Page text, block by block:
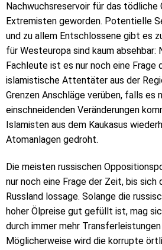
Nachwuchsreservoir für das tödliche
Extremisten geworden. Potentielle
und zu allem Entschlossene gibt es
für Westeuropa sind kaum absehbar:
Fachleute ist es nur noch eine Frage
islamistische Attentäter aus der
Grenzen Anschläge verüben, falls es
einschneidenden Veränderungen
Islamisten aus dem Kaukasus
Atomanlagen gedroht.
Die meisten russischen
nur noch eine Frage der Zeit, bis sich
Russland lossage. Solange die
hoher Ölpreise gut gefüllt ist, mag
durch immer mehr
Möglicherweise wird die korrupte